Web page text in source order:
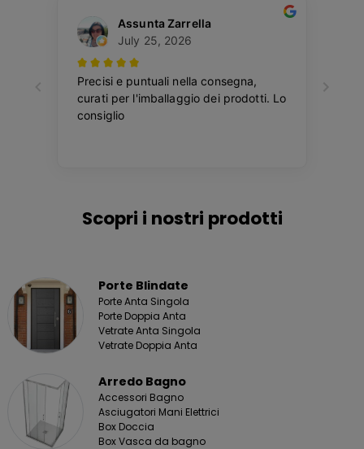
Scopri i nostri prodotti
Porte Blindate
Porte Anta Singola
Porte Doppia Anta
Vetrate Anta Singola
Vetrate Doppia Anta
Arredo Bagno
Accessori Bagno
Asciugatori Mani Elettrici
Box Doccia
Box Vasca da bagno